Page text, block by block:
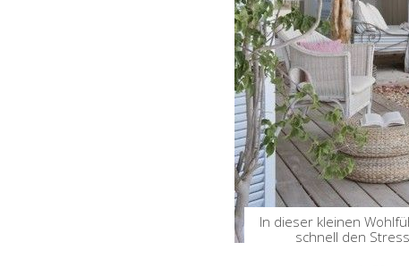
In dieser kleinen
schnell den